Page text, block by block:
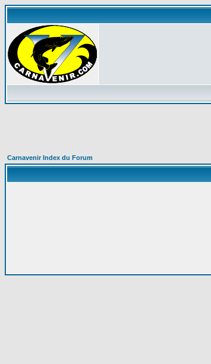
Carnavenir Index du Forum